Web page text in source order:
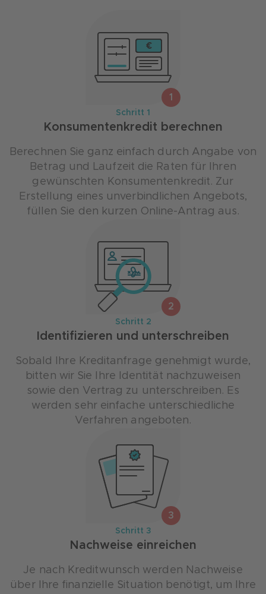
1
Schritt 1
Konsumentenkredit berechnen
Berechnen Sie ganz einfach durch Angabe von
Betrag und Laufzeit die Raten für Ihren
gewünschten Konsumentenkredit. Zur
Erstellung eines unverbindlichen Angebots,
füllen Sie den kurzen Online-Antrag aus.
2
Schritt 2
Identifizieren und unterschreiben
Sobald Ihre Kreditanfrage genehmigt wurde,
bitten wir Sie Ihre Identität nachzuweisen
sowie den Vertrag zu unterschreiben. Es
werden sehr einfache unterschiedliche
Verfahren angeboten.
3
Schritt 3
Nachweise einreichen
Je nach Kreditwunsch werden Nachweise
über Ihre finanzielle Situation benötigt, um Ihre